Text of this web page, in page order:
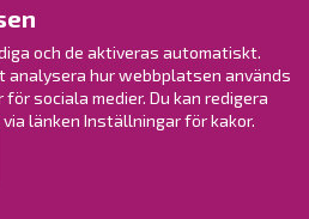
och de aktiveras automatiskt.
analysera hur webbplatsen används
sociala medier. Du kan redigera
länken Inställningar för kakor.
till personalen
på Facebook
på LinkedIn